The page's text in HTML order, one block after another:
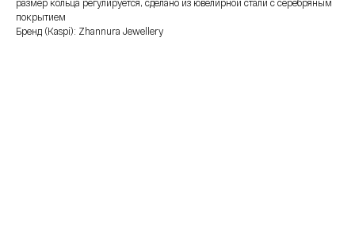
размер кольца регулируется, сделано из ювелирной стали с серебряным
покрытием
Бренд (Kaspi): Zhannura Jewellery